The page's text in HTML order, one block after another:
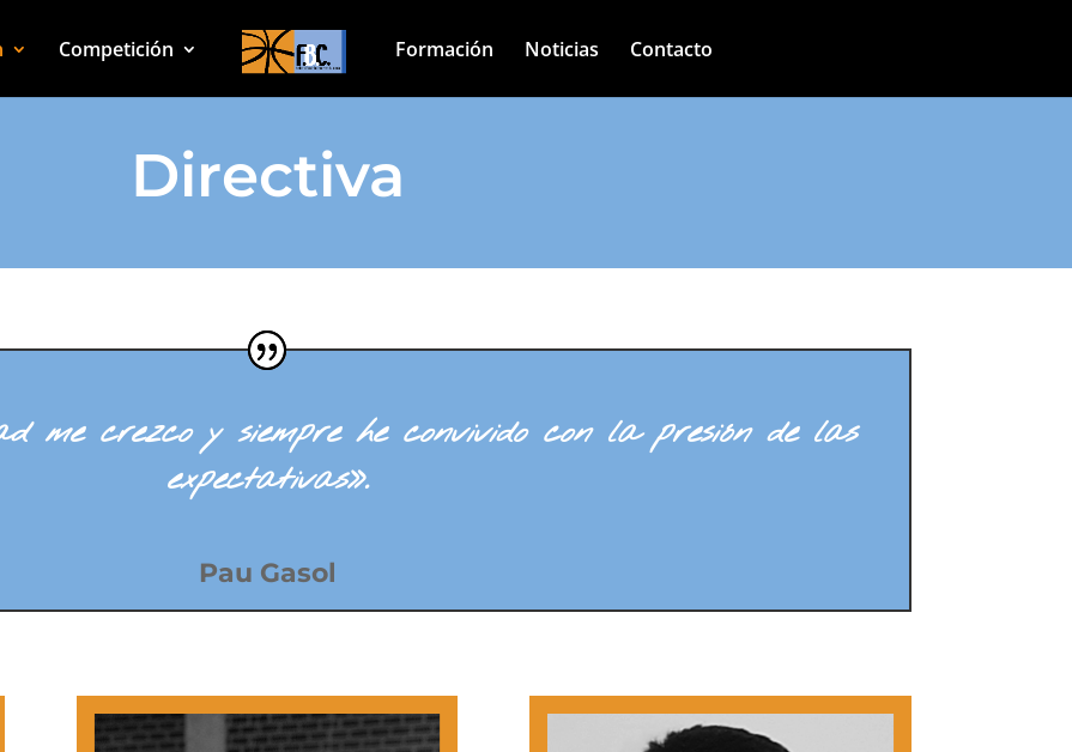
Competición Formación Noticias Contacto
Directiva
me crezco y siempre he convivido con la presión de las
expectativas».
Pau Gasol